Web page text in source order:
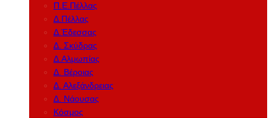
Π.Ε.Πέλλας
Δ.Πέλλας
Δ.Έδεσσας
Δ. Σκύδρας
Δ.Αλμωπίας
Δ. Βέροιας
Δ. Αλεξάνδρειας
Δ. Νάουσας
Κόσμος